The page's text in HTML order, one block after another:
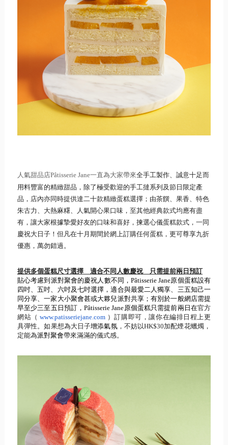
人氣甜品店Pâtisserie Jane一直為大家帶來全手工製作、 誠意十足而
用料豐富的精緻甜品， 除了極受歡迎的手工撻系列及節日限定產
品， 店內亦同時提供達二十款精緻蛋糕選擇；由茶饌、果香、 特色
朱古力、大熱麻糬、人氣開心果口味， 至其他經典款式均應有盡
有，讓大家根據摯愛好友的口味和喜好， 揀選心儀蛋糕款式，一同
慶祝大日子！ 但凡在十月期間於網上訂購任何蛋糕，更可尊享九折
優惠， 萬勿錯過。
提供多個蛋糕尺寸選擇 適合不同人數慶祝
只需提前兩日預訂
貼心考慮到派對聚會的慶祝人數不同，Pâtisserie Jane原個蛋糕設有
四吋、五吋、六吋及七吋選擇，適合與最愛二人獨享、三五知己一
同分享、一家大小聚會甚或大夥兒派對共享； 有別於一般網店需提
早至少三至五日預訂，Pâtisserie Jane原個蛋糕只需提前兩日在官方
網站（ www.patisseriejane.com ）訂購即可，讓你在編排日程上更
具彈性。如果想為大日子增添氣氛，不妨以HK$30加配煙花蠟燭，
定能為派對聚會帶來滿滿的儀式感。